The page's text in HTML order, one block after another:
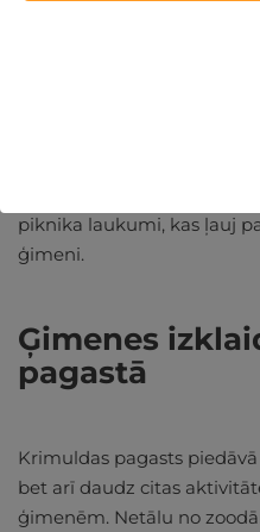
piknika laukumi, kas ļauj
ģimeni.
Ģimenes
pagastā
Krimuldas pagasts
bet arī daudz citas
ģimenēm. Netālu no